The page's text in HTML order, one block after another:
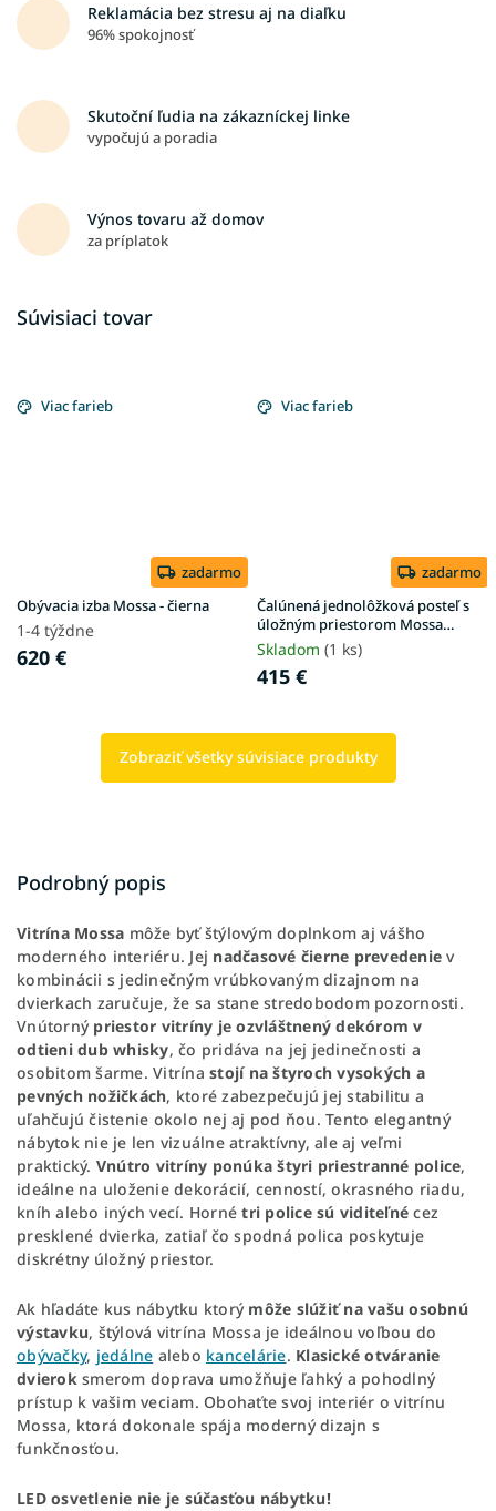
Reklamácia bez stresu aj na diaľku
96% spokojnosť
Skutoční ľudia na zákazníckej linke
vypočujú a poradia
Výnos tovaru až domov
za príplatok
Súvisiaci tovar
Viac farieb
zadarmo
Obývacia izba Mossa - čierna
1-4 týždne
620 €
Viac farieb
zadarmo
Čalúnená jednolôžková posteľ s
úložným priestorom Mossa
120x200 - sivá
Skladom (1 ks)
415 €
Zobraziť všetky súvisiace produkty
Podrobný popis
Vitrína Mossa môže byť štýlovým doplnkom aj vášho
moderného interiéru. Jej nadčasové čierne prevedenie v
kombinácii s jedinečným vrúbkovaným dizajnom na
dvierkach zaručuje, že sa stane stredobodom pozornosti.
Vnútorný priestor vitríny je ozvláštnený dekórom v
odtieni dub whisky, čo pridáva na jej jedinečnosti a
osobitom šarme. Vitrína stojí na štyroch vysokých a
pevných nožičkách, ktoré zabezpečujú jej stabilitu a
uľahčujú čistenie okolo nej aj pod ňou. Tento elegantný
nábytok nie je len vizuálne atraktívny, ale aj veľmi
praktický. Vnútro vitríny ponúka štyri priestranné police,
ideálne na uloženie dekorácií, cenností, okrasného riadu,
kníh alebo iných vecí. Hornétri police sú viditeľné cez
presklené dvierka, zatiaľ čo spodná polica poskytuje
diskrétny úložný priestor.
Ak hľadáte kus nábytku ktorý môže slúžiť na vašu osobnú
výstavku, štýlová vitrína Mossa je ideálnou voľbou do
obývačky, jedálne alebo kancelárie. Klasické otváranie
dvieroksmerom doprava umožňuje ľahký a pohodlný
prístup k vašim veciam. Obohaťte svoj interiér o vitrínu
Mossa, ktorá dokonale spája moderný dizajn s
funkčnosťou.
LED osvetlenie nie je súčasťou nábytku!